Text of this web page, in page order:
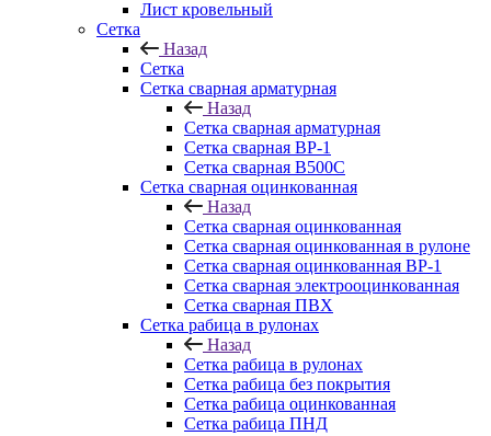
Лист кровельный
Сетка
Назад
Сетка
Сетка сварная арматурная
Назад
Сетка сварная арматурная
Сетка сварная ВР-1
Сетка сварная В500С
Сетка сварная оцинкованная
Назад
Сетка сварная оцинкованная
Сетка сварная оцинкованная в рулоне
Сетка сварная оцинкованная ВР-1
Сетка сварная электрооцинкованная
Сетка сварная ПВХ
Сетка рабица в рулонах
Назад
Сетка рабица в рулонах
Сетка рабица без покрытия
Сетка рабица оцинкованная
Сетка рабица ПНД